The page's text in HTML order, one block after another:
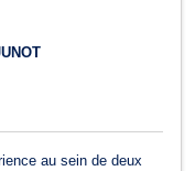
au sein de deux